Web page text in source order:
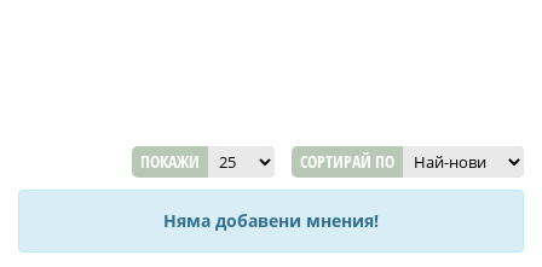
ПОКАЖИ СОРТИРАЙ ПО
Няма добавени мнения!